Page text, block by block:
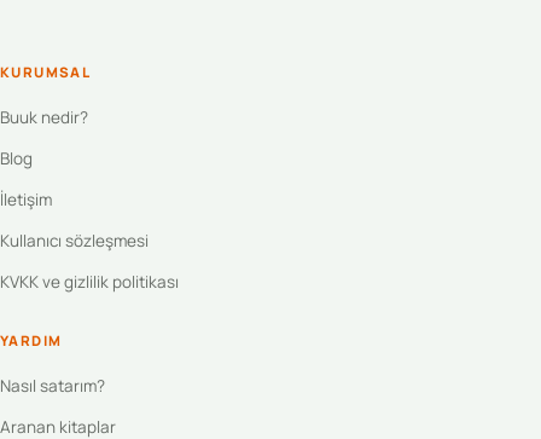
KURUMSAL
Buuk nedir?
Blog
İletişim
Kullanıcı sözleşmesi
KVKK ve gizlilik politikası
YARDIM
Nasıl satarım?
Aranan kitaplar